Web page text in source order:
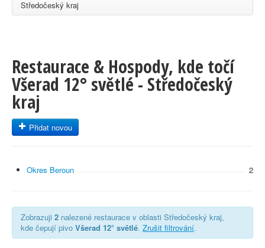
Středočeský kraj
Restaurace & Hospody, kde točí
Všerad 12° světlé - Středočeský
kraj
Přidat novou
Okres Beroun 2
Zobrazuji 2 nalezené restaurace v oblasti Středočeský kraj,
kde čepují pivo Všerad 12° světlé. Zrušit filtrování.